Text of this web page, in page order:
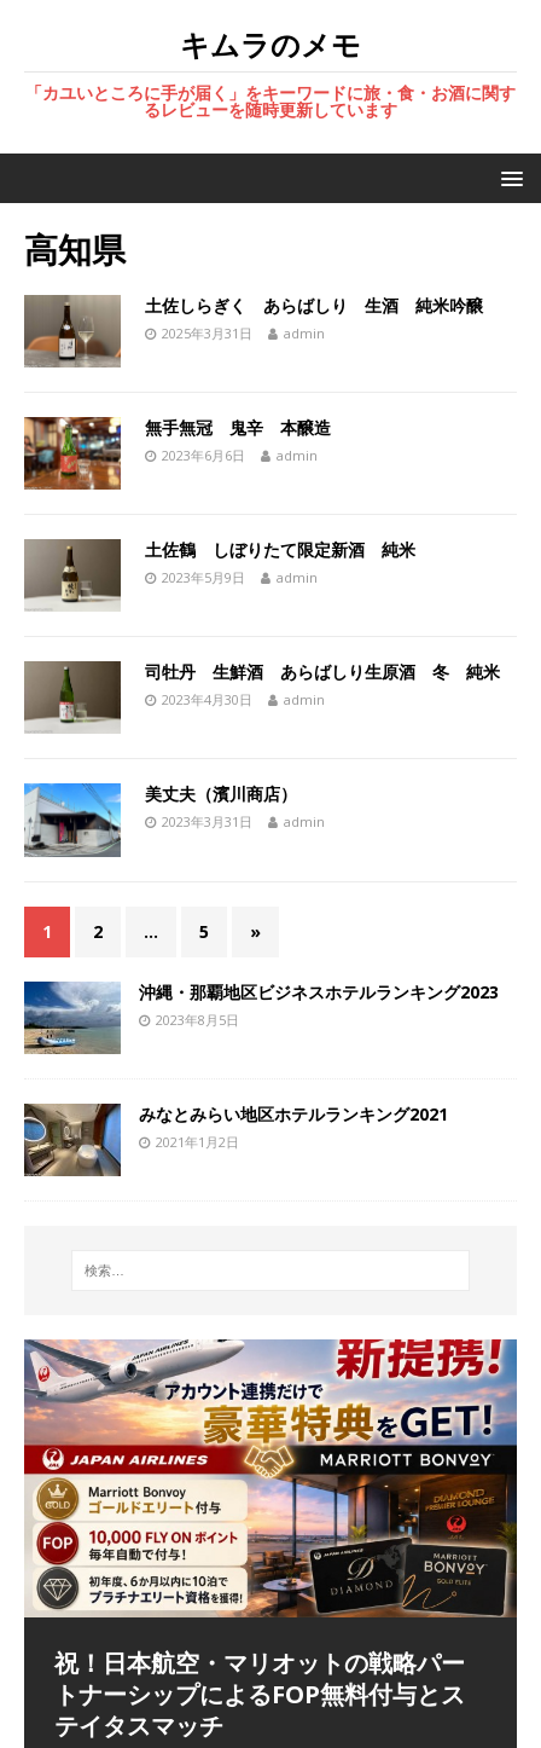
キムラのメモ
「カユいところに手が届く」をキーワードに旅・食・お酒に関す
るレビューを随時更新しています
高知県
土佐しらぎく あらばしり 生酒 純米吟醸
2025年3月31日 admin
無手無冠 鬼辛 本醸造
2023年6月6日 admin
土佐鶴 しぼりたて限定新酒 純米
2023年5月9日 admin
司牡丹 生鮮酒 あらばしり生原酒 冬 純米
2023年4月30日 admin
美丈夫（濱川商店）
2023年3月31日 admin
1 2 … 5 »
沖縄・那覇地区ビジネスホテルランキング2023
2023年8月5日
みなとみらい地区ホテルランキング2021
2021年1月2日
祝！日本航空・マリオットの戦略パー
トナーシップによるFOP無料付与とス
テイタスマッチ
ラウンジ 華 那覇空港 (2026/05)
（2026/06/07記載） 2026年5月下旬の平日に那覇を訪れ
た際に利用した。 こちらのラウンジ
The Coral Executive Lounge スワ
ンナプーム国際空港国内線ラウンジ
(2026/01)
日本航空 羽田空港国際線ファースト
クラスラウンジ (2026/01)
（2026/03/18記載） 2026年1月、毎年恒例の新年の羽田
バンコクエアウェイズ スワンナプー
ム国際空港国内線ラウンジ (2026/01)
（2026/03/13記載） 2026年1月上旬にバンコク経由でチ